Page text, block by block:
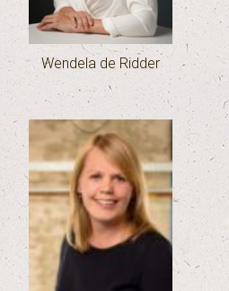
Wendela de Ridder